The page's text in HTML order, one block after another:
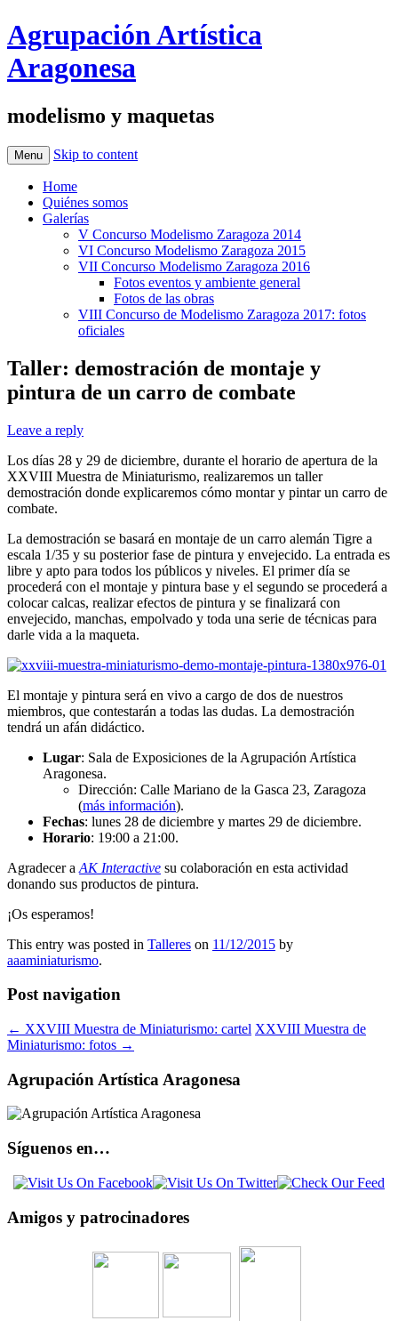
Agrupación Artística
Aragonesa
modelismo y maquetas
Menu Skip to content
Home
Quiénes somos
Galerías
V Concurso Modelismo Zaragoza 2014
VI Concurso Modelismo Zaragoza 2015
VII Concurso Modelismo Zaragoza 2016
Fotos eventos y ambiente general
Fotos de las obras
VIII Concurso de Modelismo Zaragoza 2017: fotos
oficiales
Taller: demostración de montaje y
pintura de un carro de combate
Leave a reply
Los días 28 y 29 de diciembre, durante el horario de apertura de la
XXVIII Muestra de Miniaturismo, realizaremos un taller
demostración donde explicaremos cómo montar y pintar un carro de
combate.
La demostración se basará en montaje de un carro alemán Tigre a
escala 1/35 y su posterior fase de pintura y envejecido. La entrada es
libre y apto para todos los públicos y niveles. El primer día se
procederá con el montaje y pintura base y el segundo se procederá a
colocar calcas, realizar efectos de pintura y se finalizará con
envejecido, manchas, empolvado y toda una serie de técnicas para
darle vida a la maqueta.
El montaje y pintura será en vivo a cargo de dos de nuestros
miembros, que contestarán a todas las dudas. La demostración
tendrá un afán didáctico.
Lugar: Sala de Exposiciones de la Agrupación Artística
Aragonesa.
Dirección: Calle Mariano de la Gasca 23, Zaragoza
(más información).
Fechas: lunes 28 de diciembre y martes 29 de diciembre.
Horario: 19:00 a 21:00.
Agradecer a AK Interactive su colaboración en esta actividad
donando sus productos de pintura.
¡Os esperamos!
This entry was posted in Talleres on 11/12/2015 by
aaaminiaturismo.
Post navigation
← XXVIII Muestra de Miniaturismo: cartel XXVIII Muestra de
Miniaturismo: fotos →
Agrupación Artística Aragonesa
Síguenos en…
Amigos y patrocinadores